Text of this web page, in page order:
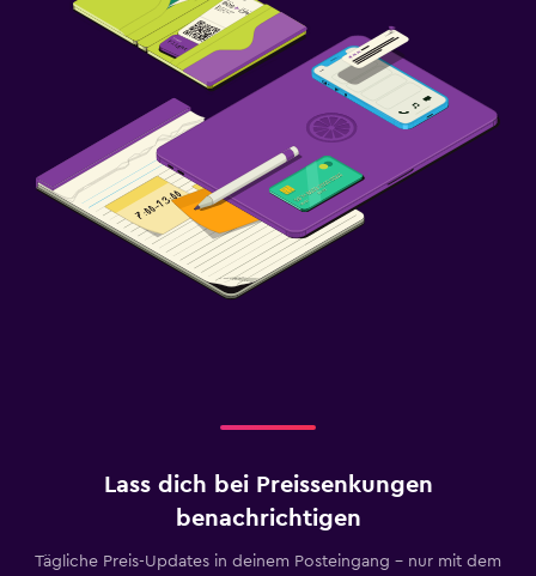
Lass dich bei Preissenkungen
benachrichtigen
Tägliche Preis-Updates in deinem Posteingang – nur mit dem